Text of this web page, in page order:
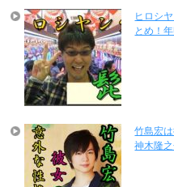
ヒロシ
とめ！
竹島宏
神木隆